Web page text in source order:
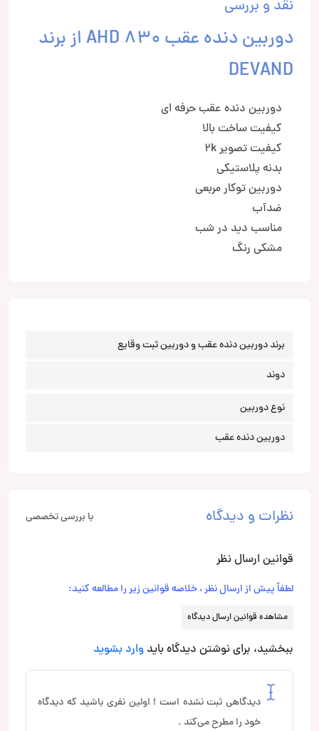
نقد و بررسی
دوربین دنده عقب 830 AHD از برند
DEVAND
دوربین دنده عقب حرفه ای
کیفیت ساخت بالا
کیفیت تصویر 2k
بدنه پلاستیکی
دوربین توکار مربعی
ضدآب
مناسب دید در شب
مشکی رنگ
برند دوربین دنده عقب و دوربین ثبت وقایع
دوند
نوع دوربین
دوربین دنده عقب
نظرات و دیدگاه با بررسی تخصصی
قوانین ارسال نظر
لطفاً پیش از ارسال نظر ، خلاصه قوانین زیر را مطالعه کنید:
مشاهده قوانین ارسال دیدگاه
ببخشید، برای نوشتن دیدگاه باید وارد بشوید
دیدگاهی ثبت نشده است ! اولین نفری باشید که دیدگاه
خود را مطرح می‌کند .